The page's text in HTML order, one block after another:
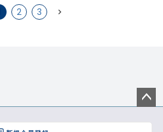
2 3
ジト